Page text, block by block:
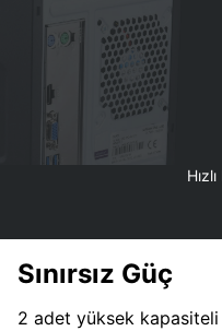
Sınırsız Güç
2 adet yüksek